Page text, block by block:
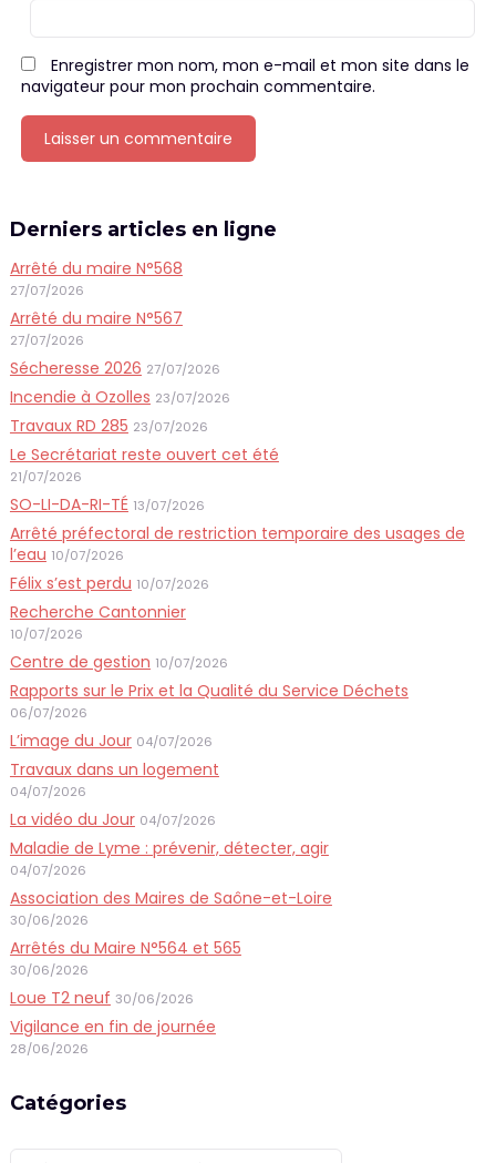
Enregistrer mon nom, mon e-mail et mon site dans le
navigateur pour mon prochain commentaire.
Derniers articles en ligne
Arrêté du maire N°568
27/07/2026
Arrêté du maire N°567
27/07/2026
Sécheresse 2026 27/07/2026
Incendie à Ozolles 23/07/2026
Travaux RD 285 23/07/2026
Le Secrétariat reste ouvert cet été
21/07/2026
SO-LI-DA-RI-TÉ 13/07/2026
Arrêté préfectoral de restriction temporaire des usages de
l’eau 10/07/2026
Félix s’est perdu 10/07/2026
Recherche Cantonnier
10/07/2026
Centre de gestion 10/07/2026
Rapports sur le Prix et la Qualité du Service Déchets
06/07/2026
L’image du Jour 04/07/2026
Travaux dans un logement
04/07/2026
La vidéo du Jour 04/07/2026
Maladie de Lyme : prévenir, détecter, agir
04/07/2026
Association des Maires de Saône-et-Loire
30/06/2026
Arrêtés du Maire N°564 et 565
30/06/2026
Loue T2 neuf 30/06/2026
Vigilance en fin de journée
28/06/2026
Catégories
Catégories